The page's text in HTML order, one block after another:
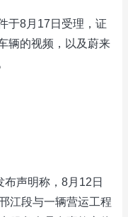
于8月17日受理，证
辆的视频，以及蔚来
声明称，8月12日
江段与一辆营运工程